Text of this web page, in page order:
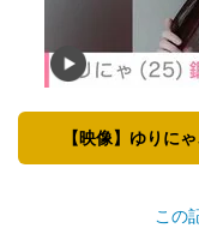
【映像】ゆりに
この